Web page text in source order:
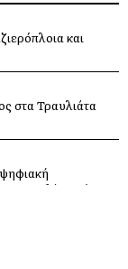
και
στα Τραυλιάτα
παραλία Φτέρη